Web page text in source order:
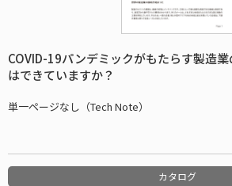
COVID-19パンデミックがもたらす製造
はできていますか？
単一ページなし（Tech Note）
カタログ